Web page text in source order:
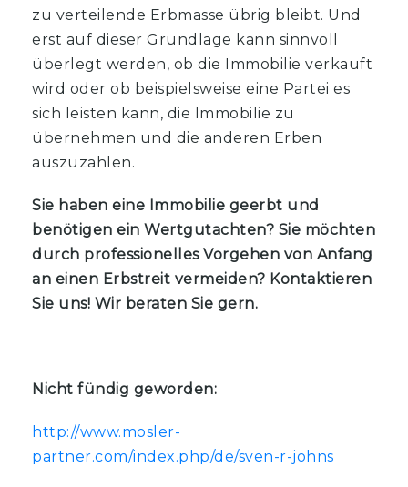
zu verteilende Erbmasse übrig bleibt. Und
erst auf dieser Grundlage kann sinnvoll
überlegt werden, ob die Immobilie verkauft
wird oder ob beispielsweise eine Partei es
sich leisten kann, die Immobilie zu
übernehmen und die anderen Erben
auszuzahlen.
Sie haben eine Immobilie geerbt und
benötigen ein Wertgutachten? Sie möchten
durch professionelles Vorgehen von Anfang
an einen Erbstreit vermeiden? Kontaktieren
Sie uns! Wir beraten Sie gern.
Nicht fündig geworden:
http://www.mosler-
partner.com/index.php/de/sven-r-johns